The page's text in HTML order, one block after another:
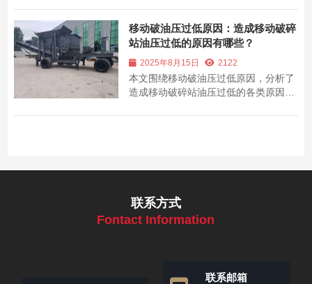
移动破油压过低原因：造成移动破碎
站油压过低的原因有哪些？
2025年8月15日 2122
本文围绕移动破油压过低原因，分析了
造成移动破碎站油压过低的各类原因及
联系方式
Fontact Information
联系邮箱